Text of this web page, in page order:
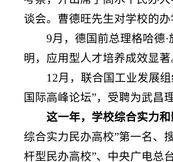
谈会。曹德旺先生对学校的
9月，德国前总理格哈德
明，应用型人才培养成效显著
12月，联合国工业发展
国际高峰论坛”，受聘为武昌
这一年，学校综合实力
综合实力民办高校”第一名、
杆型民办高校”、中央广电总